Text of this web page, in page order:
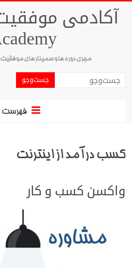
مجری دوره ها و سمینارهای
فهرست
کسب درآمد از اینترنت
واکسن کسب و کار